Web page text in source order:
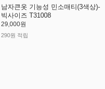
남자큰옷 기능성 민소매티(3색상)-
빅사이즈 T31008
29,000원
290원 적립